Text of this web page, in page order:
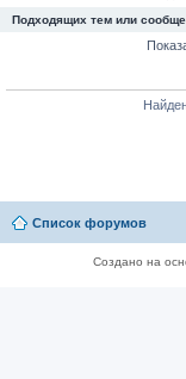
Подходящих тем или
Список форумов
Создано на